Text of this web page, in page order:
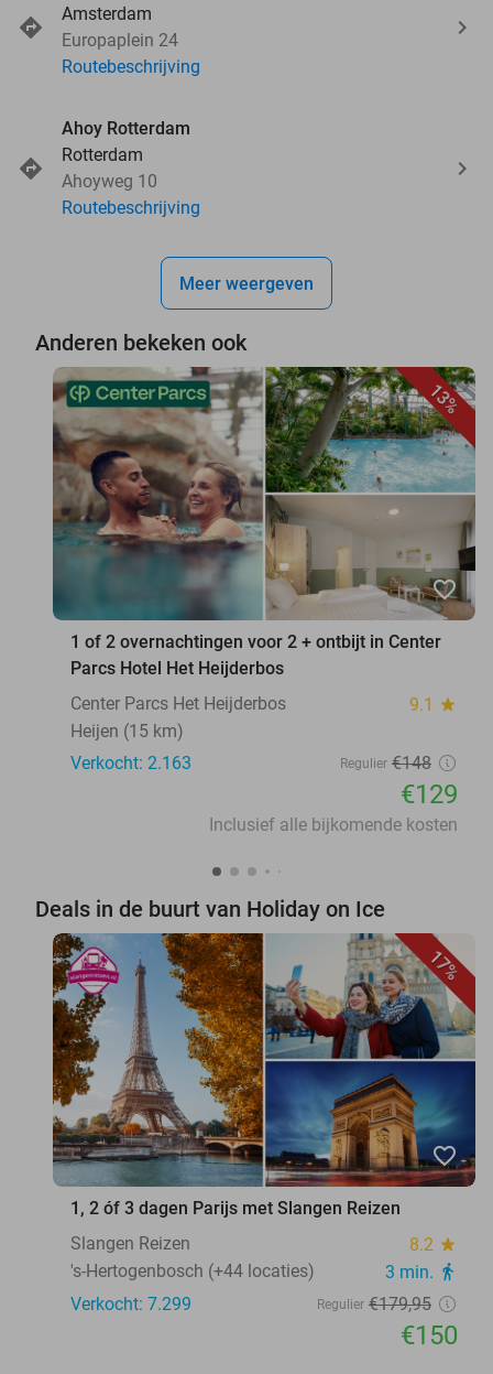
Amsterdam
Europaplein 24
Routebeschrijving
Ahoy Rotterdam
Rotterdam
Ahoyweg 10
Routebeschrijving
Meer weergeven
Anderen bekeken ook
13%
favorite_border
1 of 2 overnachtingen voor 2 + ontbijt in Center
Parcs Hotel Het Heijderbos
Center Parcs Het Heijderbos
9.1 star
Heijen (15 km)
Verkocht: 2.163
Regulier €148
€129
Inclusief alle bijkomende kosten
Deals in de buurt van Holiday on Ice
17%
favorite_border
1, 2 óf 3 dagen Parijs met Slangen Reizen
Slangen Reizen
8.2 star
's-Hertogenbosch (+44 locaties) 3 min. directions_walk
Verkocht: 7.299 Regulier €179,95
€150